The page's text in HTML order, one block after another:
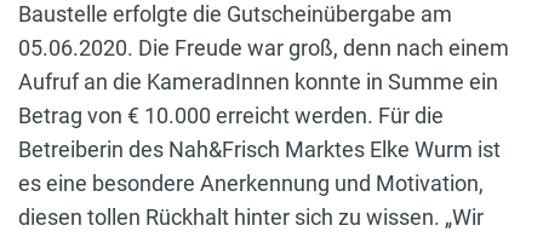
Baustelle erfolgte die Gutscheinübergabe am
05.06.2020. Die Freude war groß, denn nach einem
Aufruf an die KameradInnen konnte in Summe ein
Betrag von € 10.000 erreicht werden. Für die
Betreiberin des Nah&Frisch Marktes Elke Wurm ist
es eine besondere Anerkennung und Motivation,
diesen tollen Rückhalt hinter sich zu wissen. „Wir